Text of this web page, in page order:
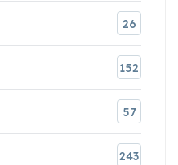
26
152
57
243